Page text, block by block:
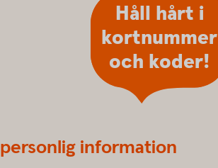
Håll hårt i
kortnummer
och koder!
information